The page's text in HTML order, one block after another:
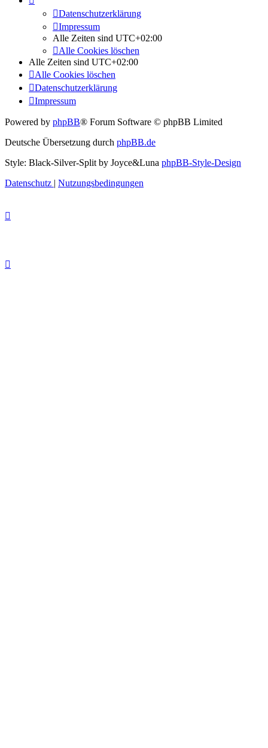
Datenschutzerklärung
Impressum
Alle Zeiten sind UTC+02:00
Alle Cookies löschen
Alle Zeiten sind UTC+02:00
Alle Cookies löschen
Datenschutzerklärung
Impressum
Powered by phpBB® Forum Software © phpBB Limited
Deutsche Übersetzung durch phpBB.de
Style: Black-Silver-Split by Joyce&Luna phpBB-Style-Design
Datenschutz | Nutzungsbedingungen